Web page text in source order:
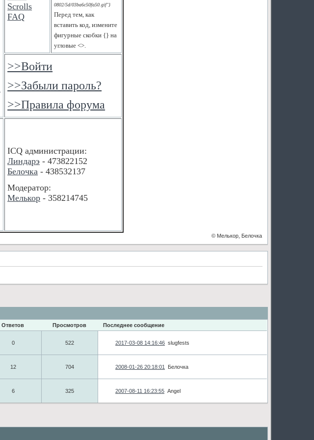
0802/5d/03ba6c50fa50.gif"}
Перед тем, как
вставить код, измените
фигурные скобки {} на
угловые <>.
>>Войти
>>Забыли пароль?
>>Правила форума
ICQ администрации:
Линдарэ - 473822152
Белочка - 438532137
Модератор:
Мелькор - 358214745
© Мелькор, Белочка
Ответов Просмотров Последнее сообщение
0
522 2017-03-08 14:16:46 slugfests
12
704 2008-01-26 20:18:01 Белочка
6
325 2007-08-11 16:23:55 Angel